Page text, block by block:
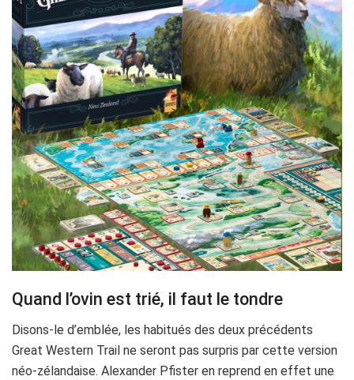
Quand l’ovin est trié, il faut le tondre
Disons-le d’emblée, les habitués des deux précédents
Great Western Trail ne seront pas surpris par cette version
néo-zélandaise. Alexander Pfister en reprend en effet une